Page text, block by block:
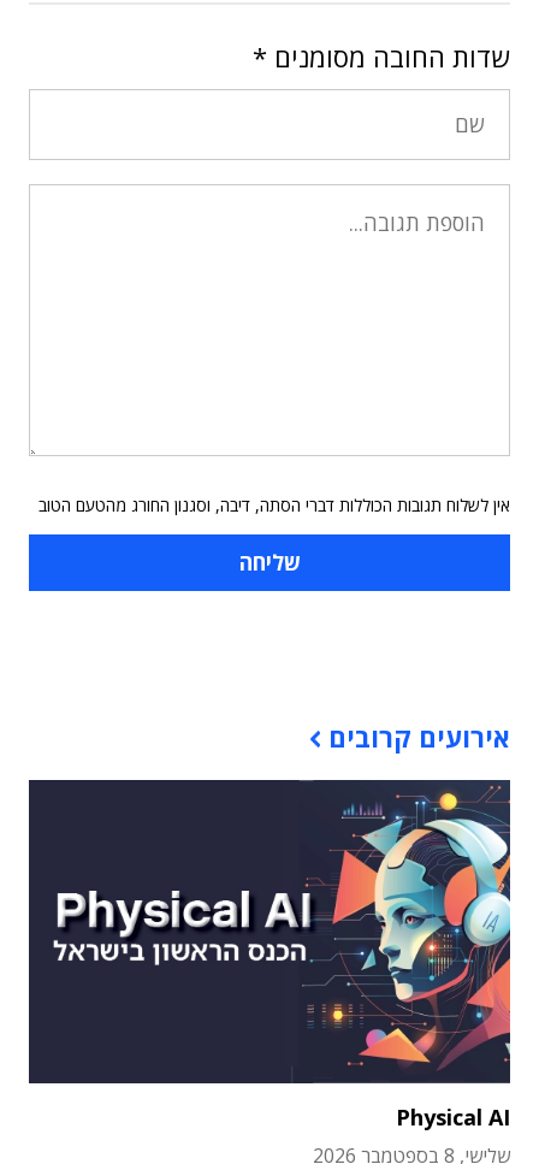
שדות החובה מסומנים *
אין לשלוח תגובות הכוללות דברי הסתה, דיבה, וסגנון החורג מהטעם הטוב
אירועים קרובים
Physical AI
שלישי, 8 בספטמבר 2026